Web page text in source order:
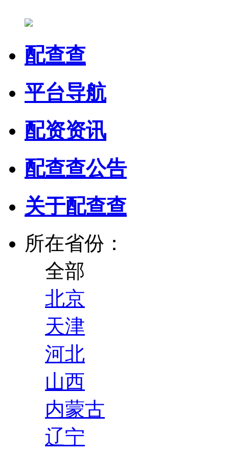
配查查
平台导航
配资资讯
配查查公告
关于配查查
所在省份：
全部
北京
天津
河北
山西
内蒙古
辽宁